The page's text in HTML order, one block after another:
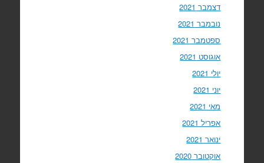
דצמבר 2021
נובמבר 2021
ספטמבר 2021
אוגוסט 2021
יולי 2021
יוני 2021
מאי 2021
אפריל 2021
ינואר 2021
אוקטובר 2020